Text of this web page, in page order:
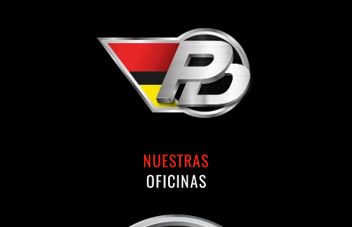
NUESTRAS
OFICINAS